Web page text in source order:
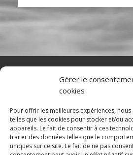
Gérer le
cookies
Pour offrir les meilleures expériences,
telles que les cookies pour stocker et/ou
appareils. Le fait de consentir à ces
traiter des données telles que le
uniques sur ce site. Le fait de ne pas
Accueil Contact